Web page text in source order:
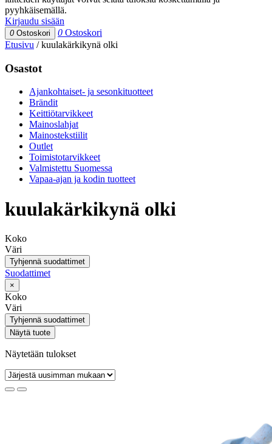
pyyhkäisemällä.
Kirjaudu sisään
0 Ostoskori 0 Ostoskori
Etusivu /kuulakärkikynä olki
Osastot
Ajankohtaiset- ja sesonkituotteet
Brändit
Keittiötarvikkeet
Mainoslahjat
Mainostekstiilit
Outlet
Toimistotarvikkeet
Valmistettu Suomessa
Vapaa-ajan ja kodin tuotteet
kuulakärkikynä olki
Koko
Väri
Tyhjennä suodattimet
Suodattimet
×
Koko
Väri
Tyhjennä suodattimet
Näytä tuote
Näytetään tulokset